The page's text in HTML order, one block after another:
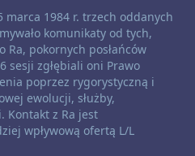
marca 1984 r. trzech oddanych
komunikaty od tych,
Ra, pokornych posłańców
sesji zgłębiali oni Prawo
poprzez rygorystyczną i
ewolucji, służby,
Kontakt z Ra jest
wpływową ofertą L/L